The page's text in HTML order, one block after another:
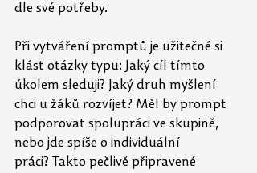
dle své potřeby.
Při vytváření promptů je užitečné si
klást otázky typu: Jaký cíl tímto
úkolem sleduji? Jaký druh myšlení
chci u žáků rozvíjet? Měl by prompt
podporovat spolupráci ve skupině,
nebo jde spíše o individuální
práci? Takto pečlivě připravené